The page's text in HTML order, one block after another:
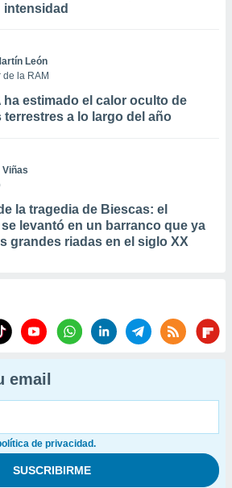
intensidad
León
la RAM
ha estimado el calor oculto de
terrestres a lo largo del año
la tragedia de Biescas: el
levantó en un barranco que ya
grandes riadas en el siglo XX
email
de privacidad.